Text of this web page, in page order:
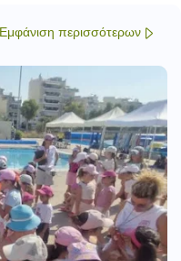
Εμφάνιση περισσότερων